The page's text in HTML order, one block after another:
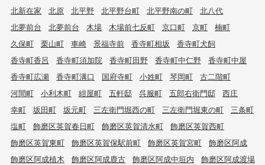
北新在家
北原 北平野 北平野台町 北平野南の町
北八代
北夢前台
北夢前台 木場 木場前七反町 京口町 京町
楠町
久保町
栗山町 車崎 景福寺前 香寺町相坂
香寺町犬飼
香寺町香呂
香寺町須加院 香寺町田野 香寺町中仁野
香寺町中屋
香寺町広瀬
香寺町溝口 国府寺町 小姓町 琴岡町
古二階町
河間町
小利木町 紺屋町 五軒邸 呉服町 五郎右衛門邸
西庄
幸町
坂田町 坂元町 三左衛門堀西の町 三左衛門堀東の町
三条町
塩町
飾磨区英賀春日町 飾磨区英賀清水町
飾磨区英賀西町
飾磨区英賀東町
飾磨区英賀保駅前町 飾磨区英賀宮町
飾磨区阿成
飾磨区阿成植木
飾磨区阿成鹿古 飾磨区阿成中垣内
飾磨区阿成渡場